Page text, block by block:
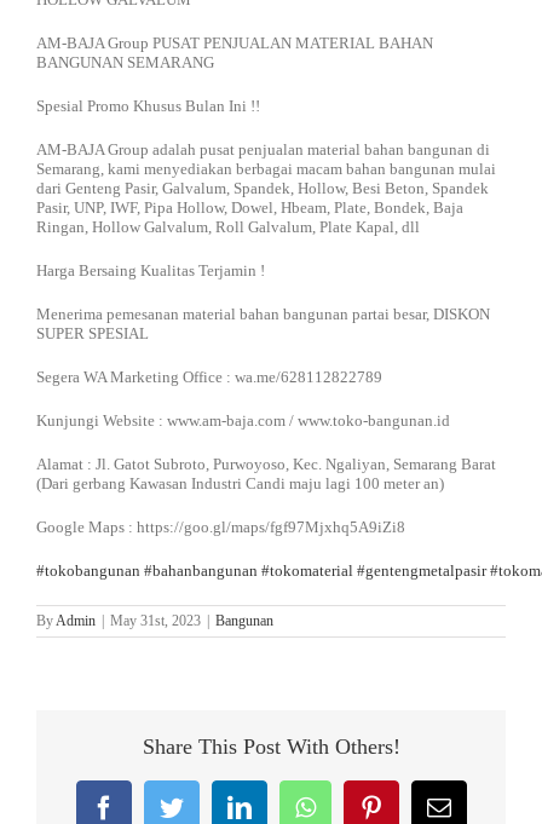
AM-BAJA Group PUSAT PENJUALAN MATERIAL BAHAN
BANGUNAN SEMARANG
Spesial Promo Khusus Bulan Ini !!
AM-BAJA Group adalah pusat penjualan material bahan bangunan di
Semarang, kami menyediakan berbagai macam bahan bangunan mulai
dari Genteng Pasir, Galvalum, Spandek, Hollow, Besi Beton, Spandek
Pasir, UNP, IWF, Pipa Hollow, Dowel, Hbeam, Plate, Bondek, Baja
Ringan, Hollow Galvalum, Roll Galvalum, Plate Kapal, dll
Harga Bersaing Kualitas Terjamin !
Menerima pemesanan material bahan bangunan partai besar, DISKON
SUPER SPESIAL
Segera WA Marketing Office : wa.me/628112822789
Kunjungi Website : www.am-baja.com / www.toko-bangunan.id
Alamat : Jl. Gatot Subroto, Purwoyoso, Kec. Ngaliyan, Semarang Barat
(Dari gerbang Kawasan Industri Candi maju lagi 100 meter an)
Google Maps : https://goo.gl/maps/fgf97Mjxhq5A9iZi8
#tokobangunan #bahanbangunan #tokomaterial #gentengmetalpasir
ByAdmin May 31st, 2023 Bangunan
Share This Post With Others!
FacebookTwitterLinkedInWhatsAppPinterestEmail